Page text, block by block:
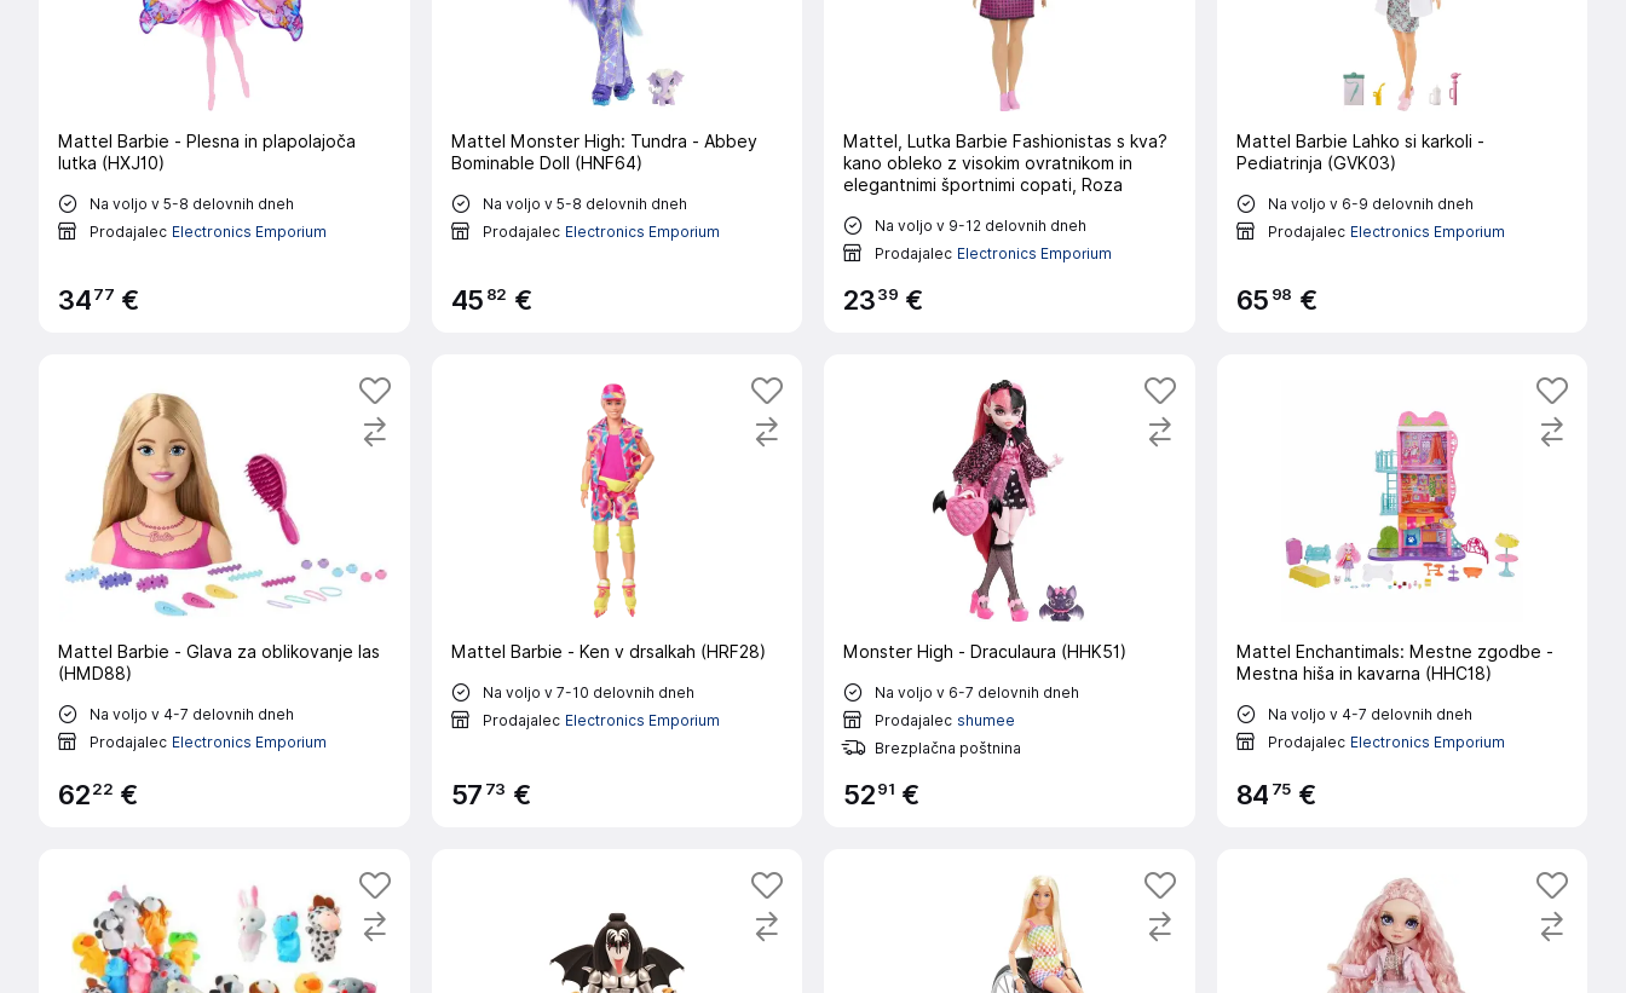
Mattel Barbie - Plesna in plapolajoča
lutka (HXJ10)
Na voljo v 5-8 delovnih dneh
Prodajalec Electronics Emporium
3477 €
Mattel Monster High: Tundra - Abbey
Bominable Doll (HNF64)
Na voljo v 5-8 delovnih dneh
Prodajalec Electronics Emporium
45 82 €
Mattel, Lutka Barbie Fashionistas s kva?
kano obleko z visokim ovratnikom in
elegantnimi športnimi copati, Roza
Na voljo v 9-12 delovnih dneh
Prodajalec Electronics Emporium
2339 €
Mattel Barbie Lahko si karkoli -
Pediatrinja (GVK03)
Na voljo v 6-9 delovnih dneh
Prodajalec Electronics Emporium
65 98 €
Mattel Barbie - Glava za oblikovanje las
(HMD88)
Na voljo v 4-7 delovnih dneh
Prodajalec Electronics Emporium
6222 €
Mattel Barbie - Ken v drsalkah (HRF28)
Na voljo v 7-10 delovnih dneh
Prodajalec Electronics Emporium
57 73 €
Monster High - Draculaura (HHK51)
Na voljo v 6-7 delovnih dneh
Prodajalec shumee
Brezplačna poštnina
5291 €
Mattel Enchantimals: Mestne zgodbe -
Mestna hiša in kavarna (HHC18)
Na voljo v 4-7 delovnih dneh
Prodajalec Electronics Emporium
84 75 €